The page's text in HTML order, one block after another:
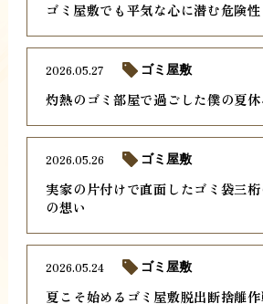
ゴミ屋敷でも平気な心に潜む危険性
灼熱のゴミ部屋で過ごした僕の夏休
2026.05.27 ゴミ屋敷
実家の片付けで直面したゴミ袋三
の想い
2026.05.26 ゴミ屋敷
夏こそ始めるゴミ屋敷脱出断捨離
2026.05.24 ゴミ屋敷